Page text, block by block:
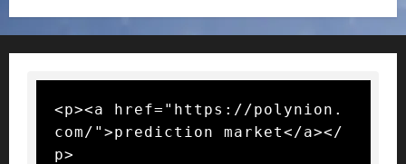
<p><a href="https://polynion.
com/">prediction market</a></
p>